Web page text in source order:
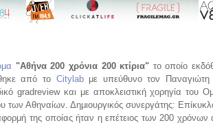
"Αθήνα 200 χρόνια 200 κτίρια" το οποίο
από το Citylabμε υπεύθυνο τον
gradreview και με αποκλειστική χορηγία
των Αθηναίων. Δημιουργικός συνεργάτης:
της οποίας ήταν η επέτειος των 200